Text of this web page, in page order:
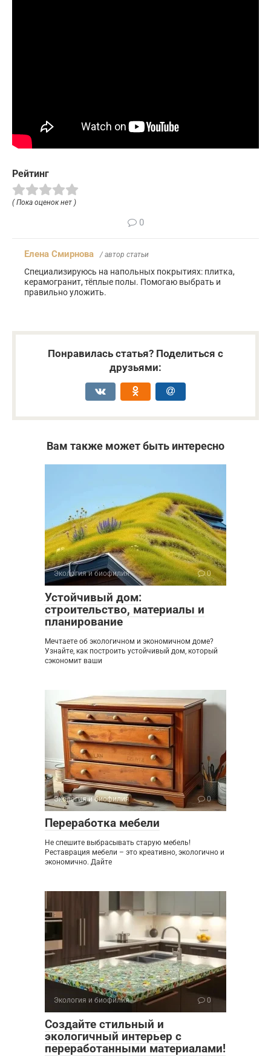
Рейтинг
( Пока оценок нет )
0
Елена Смирнова / автор статьи
Специализируюсь на напольных покрытиях: плитка,
керамогранит, тёплые полы. Помогаю выбрать и
правильно уложить.
Понравилась статья? Поделиться с
друзьями:
Вам также может быть интересно
Экология и биофилия 0
Устойчивый дом:
строительство, материалы и
планирование
Мечтаете об экологичном и экономичном доме?
Узнайте, как построить устойчивый дом, который
сэкономит ваши
Экология и биофилия 0
Переработка мебели
Не спешите выбрасывать старую мебель!
Реставрация мебели – это креативно, экологично и
экономично. Дайте
Экология и биофилия 0
Создайте стильный и
экологичный интерьер с
переработанными материалами!